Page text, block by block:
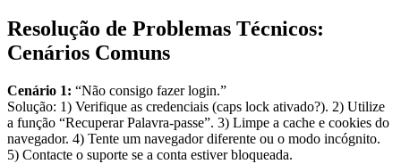
Resolução de Problemas Técnicos:
Cenários Comuns
Cenário 1: “Não consigo fazer login.”
Solução: 1) Verifique as credenciais (caps lock ativado?). 2) Utilize
a função “Recuperar Palavra-passe”. 3) Limpe a cache e cookies do
navegador. 4) Tente um navegador diferente ou o modo incógnito.
5) Contacte o suporte se a conta estiver bloqueada.